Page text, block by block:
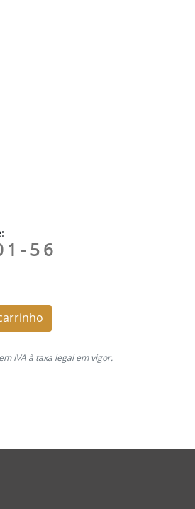
56
IVA à taxa legal em vigor.